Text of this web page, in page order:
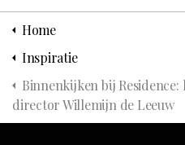
Home
Inspiratie
Binnenkijken bij
director Willemijn de Leeuw